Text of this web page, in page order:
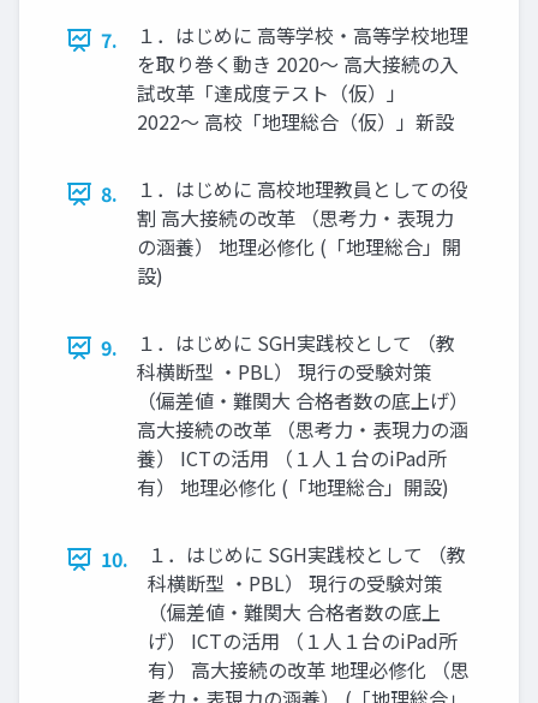
7.
１．はじめに 高等学校・高等学校地理
を取り巻く動き 2020〜 高大接続の入
試改革「達成度テスト（仮）」
2022〜 高校「地理総合（仮）」新設
8.
１．はじめに 高校地理教員としての役
割 高大接続の改革 （思考力・表現力
の涵養） 地理必修化 (「地理総合」開
設)
9.
１．はじめに SGH実践校として （教
科横断型 ・PBL） 現行の受験対策
（偏差値・難関大 合格者数の底上げ）
高大接続の改革 （思考力・表現力の涵
養） ICTの活用 （１人１台のiPad所
有） 地理必修化 (「地理総合」開設)
10.
１．はじめに SGH実践校として （教
科横断型 ・PBL） 現行の受験対策
（偏差値・難関大 合格者数の底上
げ） ICTの活用 （１人１台のiPad所
有） 高大接続の改革 地理必修化 （思